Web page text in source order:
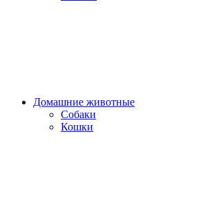
Домашние животные
Собаки
Кошки